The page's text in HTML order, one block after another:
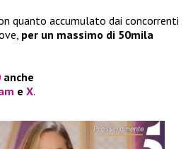
quanto accumulato dai concorrenti
per un massimo di 50mila
anche
e X.